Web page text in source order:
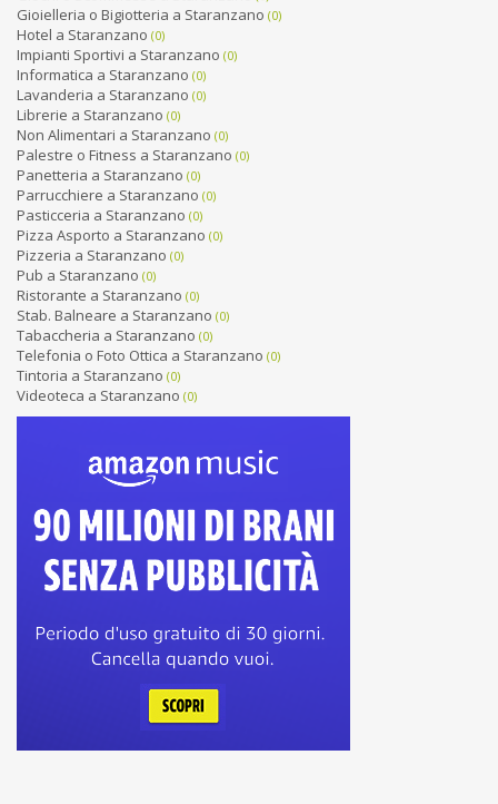
Gioielleria o Bigiotteria a Staranzano (0)
Hotel a Staranzano (0)
Impianti Sportivi a Staranzano (0)
Informatica a Staranzano (0)
Lavanderia a Staranzano (0)
Librerie a Staranzano (0)
Non Alimentari a Staranzano (0)
Palestre o Fitness a Staranzano (0)
Panetteria a Staranzano (0)
Parrucchiere a Staranzano (0)
Pasticceria a Staranzano (0)
Pizza Asporto a Staranzano (0)
Pizzeria a Staranzano (0)
Pub a Staranzano (0)
Ristorante a Staranzano (0)
Stab. Balneare a Staranzano (0)
Tabaccheria a Staranzano (0)
Telefonia o Foto Ottica a Staranzano (0)
Tintoria a Staranzano (0)
Videoteca a Staranzano (0)